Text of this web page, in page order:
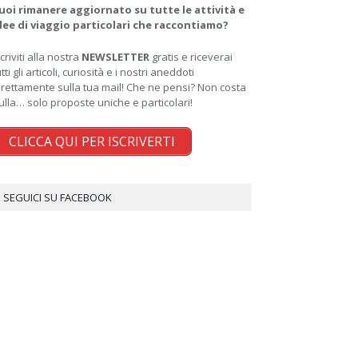
rimanere aggiornato su tutte le attività e
di viaggio particolari che raccontiamo?
alla nostra NEWSLETTER gratis e riceverai
gli articoli, curiosità e i nostri aneddoti
sulla tua mail! Che ne pensi? Non costa
solo proposte uniche e particolari!
CLICCA QUI PER ISCRIVERTI
SEGUICI SU FACEBOOK